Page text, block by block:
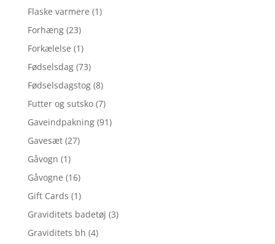
Flaske varmere (1)
Forhæng (23)
Forkælelse (1)
Fødselsdag (73)
Fødselsdagstog (8)
Futter og sutsko (7)
Gaveindpakning (91)
Gavesæt (27)
Gåvogn (1)
Gåvogne (16)
Gift Cards (1)
Graviditets badetøj (3)
Graviditets bh (4)